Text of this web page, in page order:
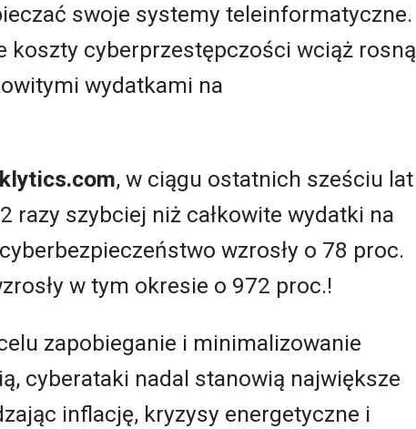
swoje systemy teleinformatyczne.
koszty cyberprzestępczości wciąż rosną
wydatkami na
, w ciągu ostatnich sześciu lat
razy szybciej niż całkowite wydatki na
wzrosły o 78 proc.
w tym okresie o 972 proc.!
zapobieganie i minimalizowanie
cyberataki nadal stanowią największe
inflację, kryzysy energetyczne i